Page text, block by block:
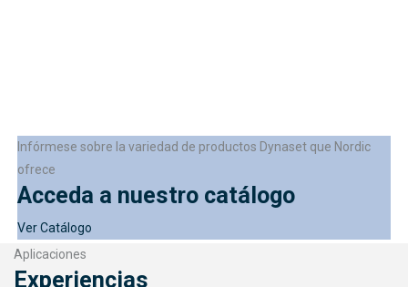
Infórmese sobre la variedad de productos Dynaset que Nordic
ofrece
Acceda a nuestro catálogo
Ver Catálogo
Aplicaciones
Experiencias